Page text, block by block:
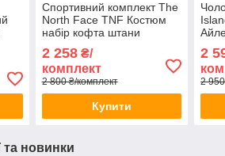
Спортивний комплект The
North Face TNF Костюм
набір кофта штани
футболка кепка Зе Норд
Фейс ТНФ чорний
чоловічий
2 258₴/
комплект
2 800 ₴/комплект
Купити
2
2
та новинки